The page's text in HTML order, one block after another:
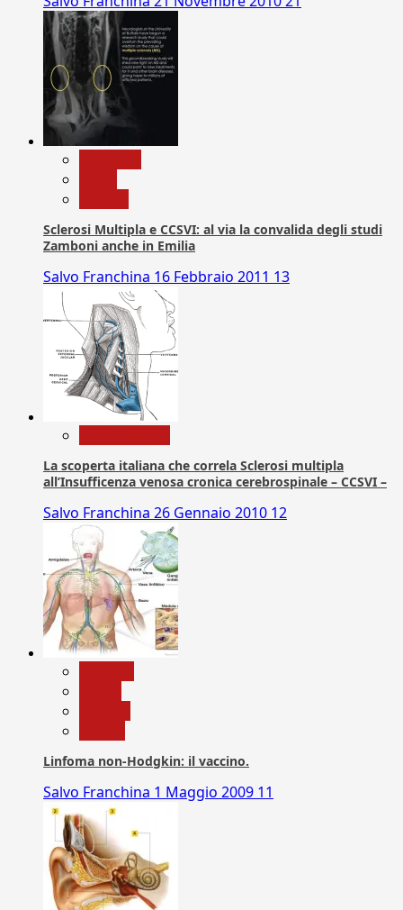
Sclerosi Multipla e CCSVI: al via la convalida degli studi
Zamboni anche in Emilia
Salvo Franchina 16 Febbraio 2011 13
La scoperta italiana che correla Sclerosi multipla
all’Insufficenza venosa cronica cerebrospinale – CCSVI –
Salvo Franchina 26 Gennaio 2010 12
Linfoma non-Hodgkin: il vaccino.
Salvo Franchina 1 Maggio 2009 11